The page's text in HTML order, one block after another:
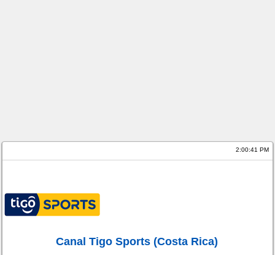
2:00:41 PM
Canal Tigo Sports (Costa Rica)